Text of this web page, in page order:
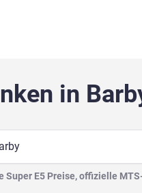
in
Super E5 Preise, offizielle